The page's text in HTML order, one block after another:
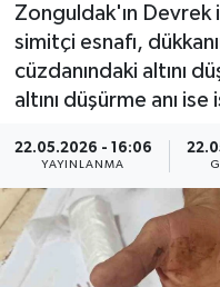
Zonguldak'ın
simitçi esnafı,
cüzdanındaki altını
altını düşürme anı ise
22.05.2026 - 16:06
YAYINLANMA
Teknoloji
Tüm Manşetler
Son Dakika
Haber Arşivi